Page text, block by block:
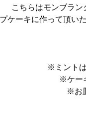
こちらはモンブラ
ケーキに作って頂い
※ミント
※ケー
※お